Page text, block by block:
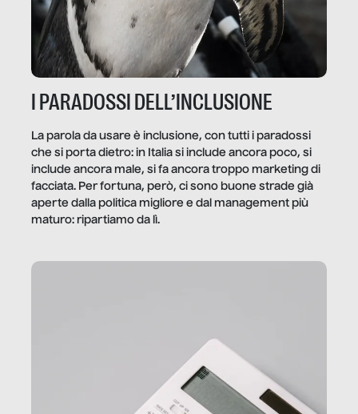
I PARADOSSI DELL’INCLUSIONE
La parola da usare è inclusione, con tutti i paradossi
che si porta dietro: in Italia si include ancora poco, si
include ancora male, si fa ancora troppo marketing di
facciata. Per fortuna, però, ci sono buone strade già
aperte dalla politica migliore e dal management più
maturo: ripartiamo da lì.